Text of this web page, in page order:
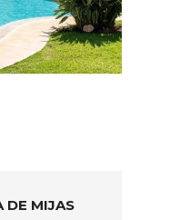
DE MIJAS